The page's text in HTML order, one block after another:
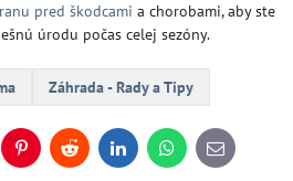
pred škodcami a chorobami, aby ste
úrodu počas celej sezóny.
Záhrada - Rady a Tipy
PinterestReddit LinkedInWhatsApp
E-
mail